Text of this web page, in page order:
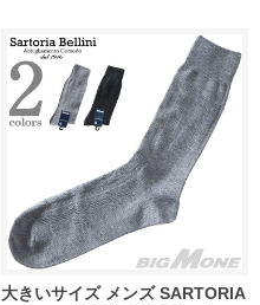
大きいサイズ メンズ SARTORIA